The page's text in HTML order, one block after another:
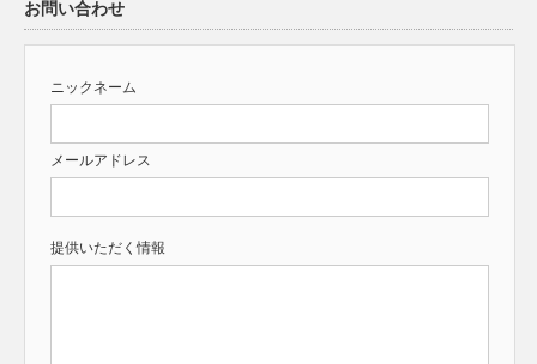
お問い合わせ
ニックネーム
メールアドレス
提供いただく情報